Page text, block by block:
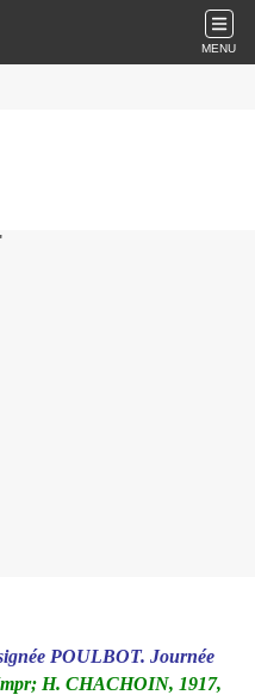
MENU
POULBOT. Journée
H. CHACHOIN, 1917,